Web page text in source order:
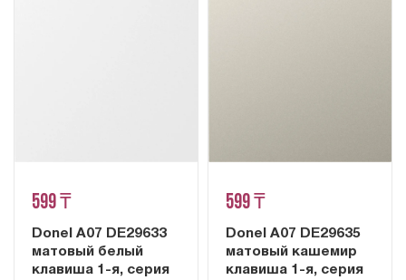
599 ₸
Donel A07 DE29633
матовый белый
клавиша 1-я, серия
599 ₸
Donel A07 DE29635
матовый кашемир
клавиша 1-я, серия